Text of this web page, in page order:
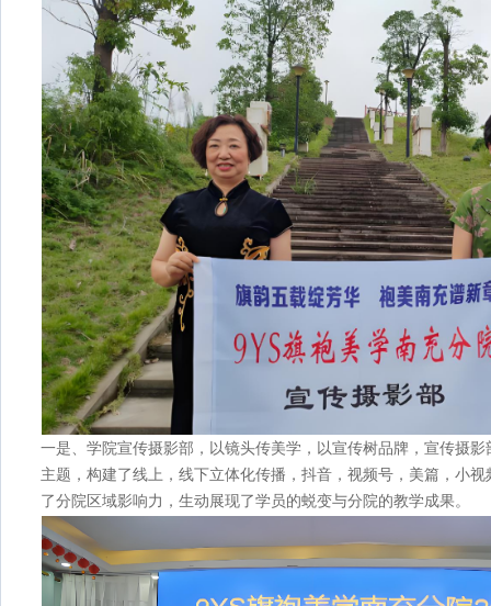
一是、学院宣传摄影部，以镜头传美学，以宣传树品牌，宣传摄
主题，构建了线上，线下立体化传播，抖音，视频号，美篇，小
了分院区域影响力，生动展现了学员的蜕变与分院的教学成果。